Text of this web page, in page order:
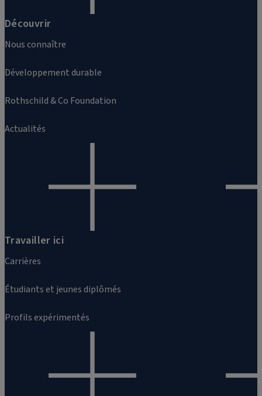
Découvrir
Nous connaître
Développement durable
Rothschild & Co Foundation
Actualités
Travailler ici
Carrières
Étudiants et jeunes diplômés
Profils expérimentés